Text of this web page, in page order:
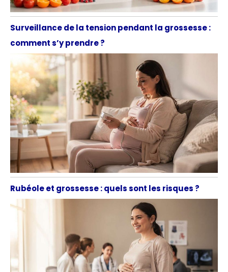
Surveillance de la tension pendant la grossesse :
comment s’y prendre ?
Rubéole et grossesse : quels sont les risques ?